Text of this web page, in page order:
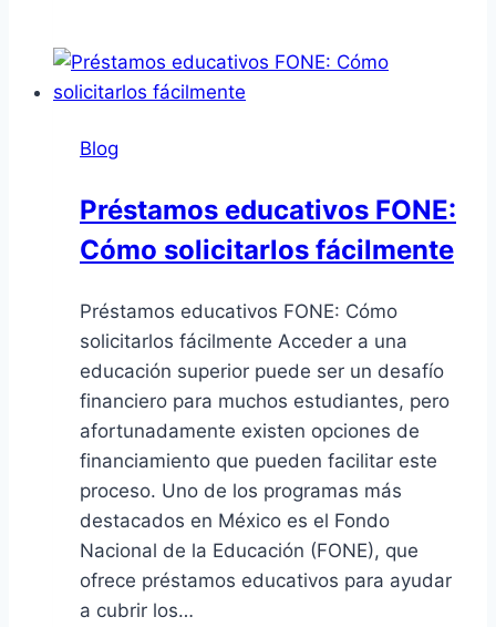
Blog
Préstamos educativos FONE:
Cómo solicitarlos fácilmente
Préstamos educativos FONE: Cómo
solicitarlos fácilmente Acceder a una
educación superior puede ser un desafío
financiero para muchos estudiantes, pero
afortunadamente existen opciones de
financiamiento que pueden facilitar este
proceso. Uno de los programas más
destacados en México es el Fondo
Nacional de la Educación (FONE), que
ofrece préstamos educativos para ayudar
a cubrir los…